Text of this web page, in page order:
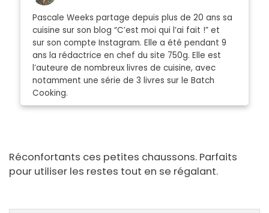
Pascale Weeks partage depuis plus de 20 ans sa
cuisine sur son blog “C’est moi qui l’ai fait !” et
sur son compte Instagram. Elle a été pendant 9
ans la rédactrice en chef du site 750g. Elle est
l’auteure de nombreux livres de cuisine, avec
notamment une série de 3 livres sur le Batch
Cooking.
Réconfortants ces petites chaussons. Parfaits
pour utiliser les restes tout en se régalant.